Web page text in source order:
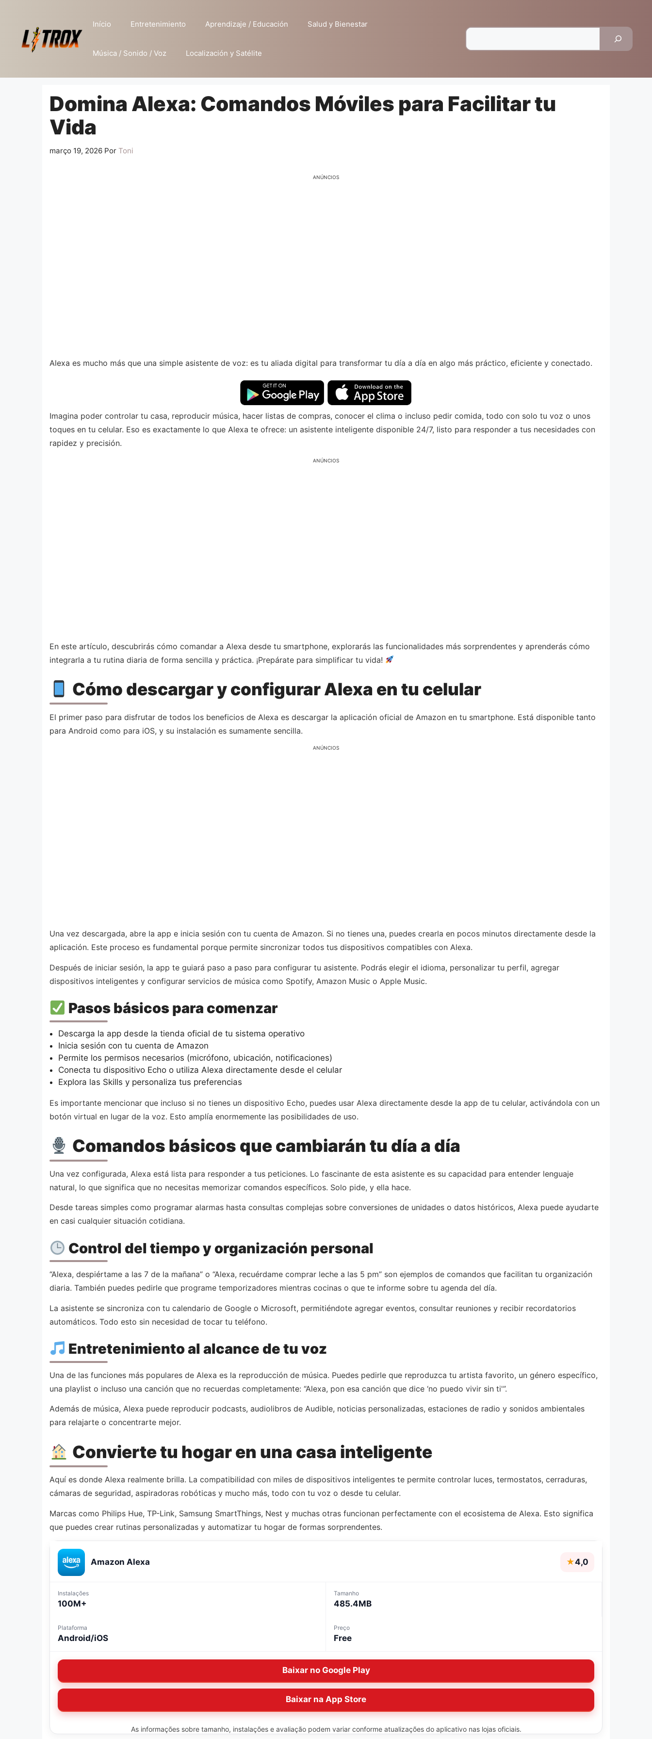
conteúdo
Início Entretenimiento Aprendizaje / Educación Salud y Bienestar
Música / Sonido / Voz Localización y Satélite
Domina Alexa: Comandos Móviles para Facilitar tu
Vida
março 19, 2026 Por Toni
ANÚNCIOS
Alexa es mucho más que una simple asistente de voz: es tu aliada digital para transformar tu día a día en algo más práctico, eficiente y conectado.
Imagina poder controlar tu casa, reproducir música, hacer listas de compras, conocer el clima o incluso pedir comida, todo con solo tu voz o unos
toques en tu celular. Eso es exactamente lo que Alexa te ofrece: un asistente inteligente disponible 24/7, listo para responder a tus necesidades con
rapidez y precisión.
ANÚNCIOS
En este artículo, descubrirás cómo comandar a Alexa desde tu smartphone, explorarás las funcionalidades más sorprendentes y aprenderás cómo
integrarla a tu rutina diaria de forma sencilla y práctica. ¡Prepárate para simplificar tu vida!
Cómo descargar y configurar Alexa en tu celular
El primer paso para disfrutar de todos los beneficios de Alexa es descargar la aplicación oficial de Amazon en tu smartphone. Está disponible tanto
para Android como para iOS, y su instalación es sumamente sencilla.
ANÚNCIOS
Una vez descargada, abre la app e inicia sesión con tu cuenta de Amazon. Si no tienes una, puedes crearla en pocos minutos directamente desde la
aplicación. Este proceso es fundamental porque permite sincronizar todos tus dispositivos compatibles con Alexa.
Después de iniciar sesión, la app te guiará paso a paso para configurar tu asistente. Podrás elegir el idioma, personalizar tu perfil, agregar
dispositivos inteligentes y configurar servicios de música como Spotify, Amazon Music o Apple Music.
Pasos básicos para comenzar
Descarga la app desde la tienda oficial de tu sistema operativo
Inicia sesión con tu cuenta de Amazon
Permite los permisos necesarios (micrófono, ubicación, notificaciones)
Conecta tu dispositivo Echo o utiliza Alexa directamente desde el celular
Explora las Skills y personaliza tus preferencias
Es importante mencionar que incluso si no tienes un dispositivo Echo, puedes usar Alexa directamente desde la app de tu celular, activándola con un
botón virtual en lugar de la voz. Esto amplía enormemente las posibilidades de uso.
Comandos básicos que cambiarán tu día a día
Una vez configurada, Alexa está lista para responder a tus peticiones. Lo fascinante de esta asistente es su capacidad para entender lenguaje
natural, lo que significa que no necesitas memorizar comandos específicos. Solo pide, y ella hace.
Desde tareas simples como programar alarmas hasta consultas complejas sobre conversiones de unidades o datos históricos, Alexa puede ayudarte
en casi cualquier situación cotidiana.
Control del tiempo y organización personal
“Alexa, despiértame a las 7 de la mañana” o “Alexa, recuérdame comprar leche a las 5 pm” son ejemplos de comandos que facilitan tu organización
diaria. También puedes pedirle que programe temporizadores mientras cocinas o que te informe sobre tu agenda del día.
La asistente se sincroniza con tu calendario de Google o Microsoft, permitiéndote agregar eventos, consultar reuniones y recibir recordatorios
automáticos. Todo esto sin necesidad de tocar tu teléfono.
Entretenimiento al alcance de tu voz
Una de las funciones más populares de Alexa es la reproducción de música. Puedes pedirle que reproduzca tu artista favorito, un género específico,
una playlist o incluso una canción que no recuerdas completamente: “Alexa, pon esa canción que dice ‘no puedo vivir sin ti'”.
Además de música, Alexa puede reproducir podcasts, audiolibros de Audible, noticias personalizadas, estaciones de radio y sonidos ambientales
para relajarte o concentrarte mejor.
Convierte tu hogar en una casa inteligente
Aquí es donde Alexa realmente brilla. La compatibilidad con miles de dispositivos inteligentes te permite controlar luces, termostatos, cerraduras,
cámaras de seguridad, aspiradoras robóticas y mucho más, todo con tu voz o desde tu celular.
Marcas como Philips Hue, TP-Link, Samsung SmartThings, Nest y muchas otras funcionan perfectamente con el ecosistema de Alexa. Esto significa
que puedes crear rutinas personalizadas y automatizar tu hogar de formas sorprendentes.
Amazon Alexa ★4,0
Instalações
100M+
Tamanho
485.4MB
Plataforma
Android/iOS
Preço
Free
Baixar no Google Play
Baixar na App Store
As informações sobre tamanho, instalações e avaliação podem variar conforme atualizações do aplicativo nas lojas oficiais.